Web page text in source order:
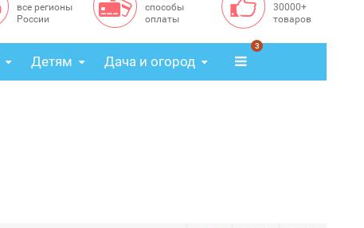
все регионы
России
способы
оплаты
30000+
товаров
Детям Дача и огород
3